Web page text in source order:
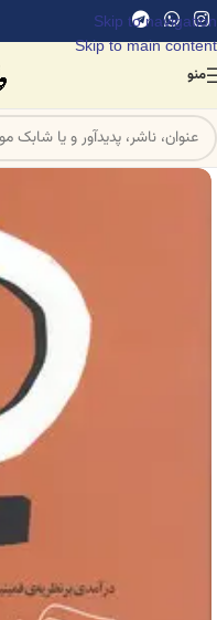
Skip to navigation
Skip to main content
منو